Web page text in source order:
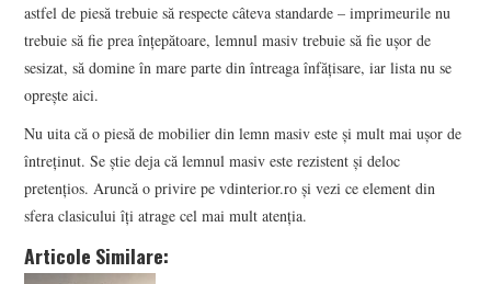
astfel de piesă trebuie să respecte câteva standarde – imprimeurile nu
trebuie să fie prea înțepătoare, lemnul masiv trebuie să fie ușor de
sesizat, să domine în mare parte din întreaga înfățisare, iar lista nu se
oprește aici.
Nu uita că o piesă de mobilier din lemn masiv este și mult mai ușor de
întreținut. Se știe deja că lemnul masiv este rezistent și deloc
pretențios. Aruncă o privire pe vdinterior.ro și vezi ce element din
sfera clasicului îți atrage cel mai mult atenția.
Articole Similare: